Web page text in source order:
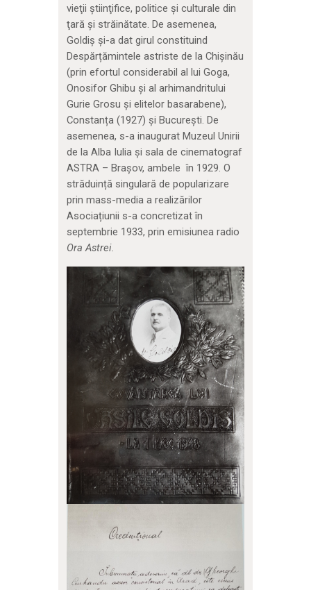
vieţii ştiinţifice, politice şi culturale din
ţară şi străinătate. De asemenea,
Goldiș și-a dat girul constituind
Despărțămintele astriste de la Chișinău
(prin efortul considerabil al lui Goga,
Onosifor Ghibu și al arhimandritului
Gurie Grosu și elitelor basarabene),
Constanța (1927) și București. De
asemenea, s-a inaugurat Muzeul Unirii
de la Alba Iulia și sala de cinematograf
ASTRA – Brașov, ambele în 1929. O
străduință singulară de popularizare
prin mass-media a realizărilor
Asociațiunii s-a concretizat în
septembrie 1933, prin emisiunea radio
Ora Astrei.